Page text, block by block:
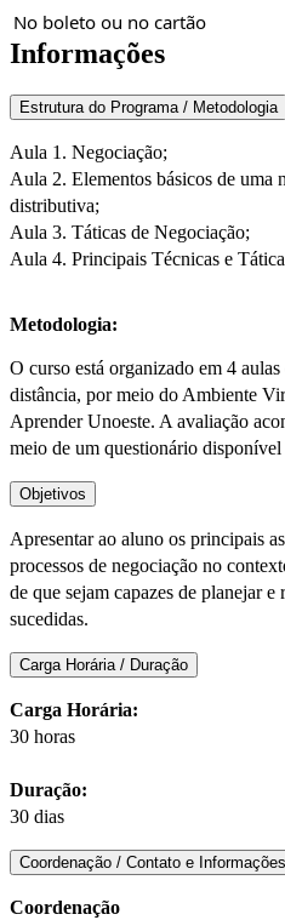
No boleto ou no cartão
Informações
Estrutura do Programa / Metodologia
Aula 1. Negociação;
Aula 2. Elementos básicos de uma
distributiva;
Aula 3. Táticas de Negociação;
Aula 4. Principais Técnicas e
Metodologia:
O curso está organizado em 4
distância, por meio do Ambiente
Aprender Unoeste. A avaliação
meio de um questionário
Objetivos
Apresentar ao aluno os principais
processos de negociação no
de que sejam capazes de planejar
sucedidas.
Carga Horária / Duração
Carga Horária:
30 horas
Duração:
30 dias
Coordenação / Contato e Informações
Coordenação